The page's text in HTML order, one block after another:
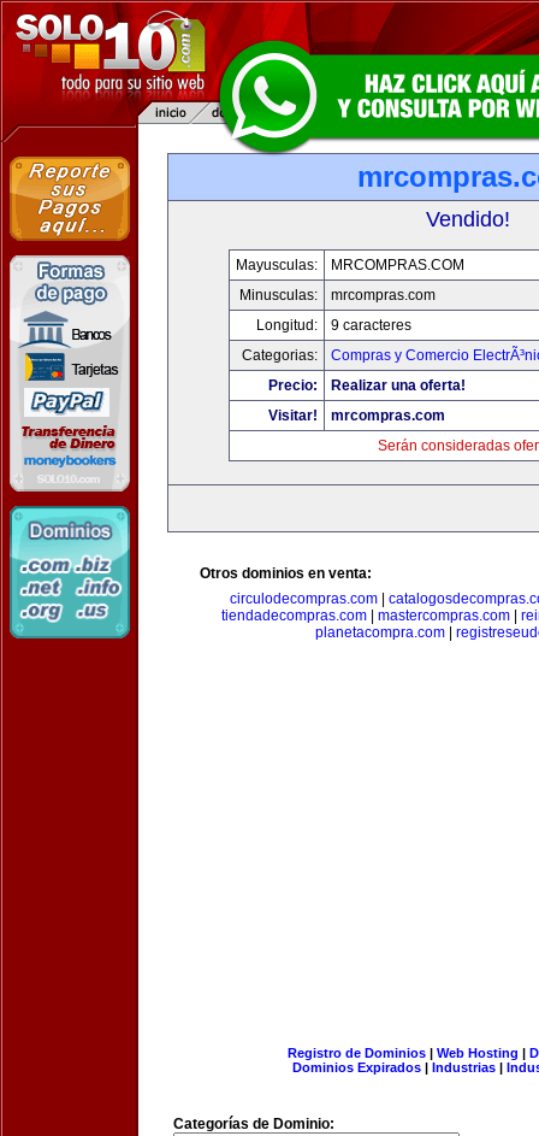
Vendido!
Mayusculas:
MRCOMPRAS.COM
Minusculas:
mrcompras.com
Longitud:
9 caracteres
Categorias:
Compras y Comercio
Precio:
Realizar una oferta!
Visitar!
mrcompras.com
Serán consideradas
Otros dominios en venta:
circulodecompras.com|
tiendadecompras.com| mastercompras.com|
planetacompra.com
Registro de Dominios| Web Hosting |
Dominios Expirados | Industrias |
Categorías de Dominio: